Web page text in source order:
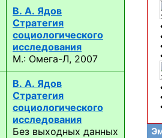
В. А. Ядов
Стратегия
социологического
исследования
М.: Омега-Л, 2007
В. А. Ядов
Стратегия
социологического
исследования
Без выходных данных